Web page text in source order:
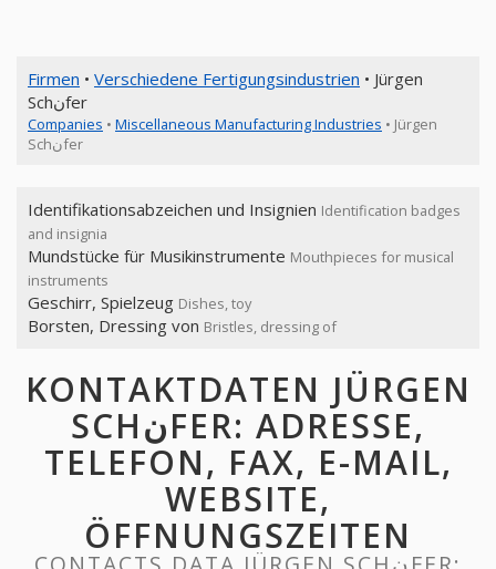
Firmen • Verschiedene Fertigungsindustrien • Jürgen
Schنfer
Companies • Miscellaneous Manufacturing Industries • Jürgen
Schنfer
Identifikationsabzeichen und Insignien Identification badges
and insignia
Mundstücke für Musikinstrumente Mouthpieces for musical
instruments
Geschirr, Spielzeug Dishes, toy
Borsten, Dressing von Bristles, dressing of
KONTAKTDATEN JÜRGEN
SCHنFER: ADRESSE,
TELEFON, FAX, E-MAIL,
WEBSITE,
ÖFFNUNGSZEITEN